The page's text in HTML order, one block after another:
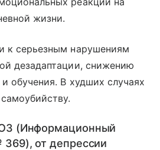
жизни.
к серьезным нарушениям
дезадаптации, снижению
обучения. В худших случаях
(Информационный
от депрессии